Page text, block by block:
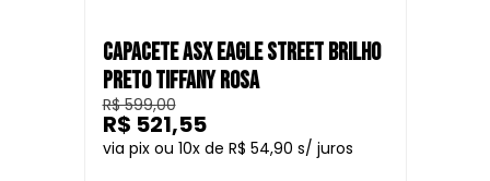
CAPACETE ASX EAGLE STREET BRILHO
PRETO TIFFANY ROSA
R$ 599,00
10
R$ 54,90
R$ 521,55